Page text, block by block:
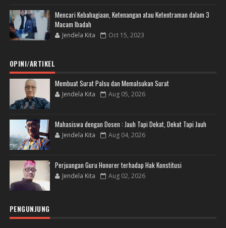
Mencari Kebahagiaan, Ketenangan atau Ketentraman dalam 3
Macam Ibadah
Jendela Kita Oct 15, 2023
OPINI/ARTIKEL
Membuat Surat Palsu dan Memalsukan Surat
Jendela Kita Aug 05, 2026
Mahasiswa dengan Dosen : Jauh Tapi Dekat, Dekat Tapi Jauh
Jendela Kita Aug 04, 2026
Perjuangan Guru Honorer terhadap Hak Konstitusi
Jendela Kita Aug 02, 2026
PENGUNJUNG